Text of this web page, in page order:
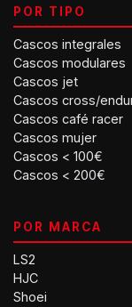
POR TIPO
Cascos integrales
Cascos modulares
Cascos jet
Cascos cross/
Cascos café racer
Cascos mujer
Cascos < 100€
Cascos < 200€
POR MARCA
LS2
HJC
Shoei